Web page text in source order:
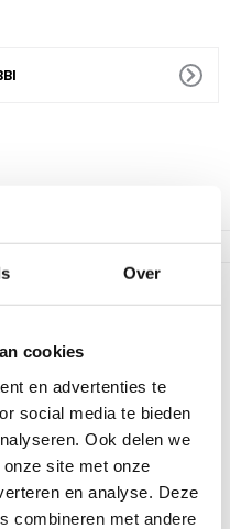
Over
cookies
en advertenties te
social media te bieden
Ook delen we
site met onze
en analyse. Deze
combineren met andere
Kies daarom altijd
barbecue om hem in te
met deze waterbestendige
barbecue tegen alle
bescherm je de
zon en ongedierte. Bij
nu en dan de hoes van de
en het tegengaan van